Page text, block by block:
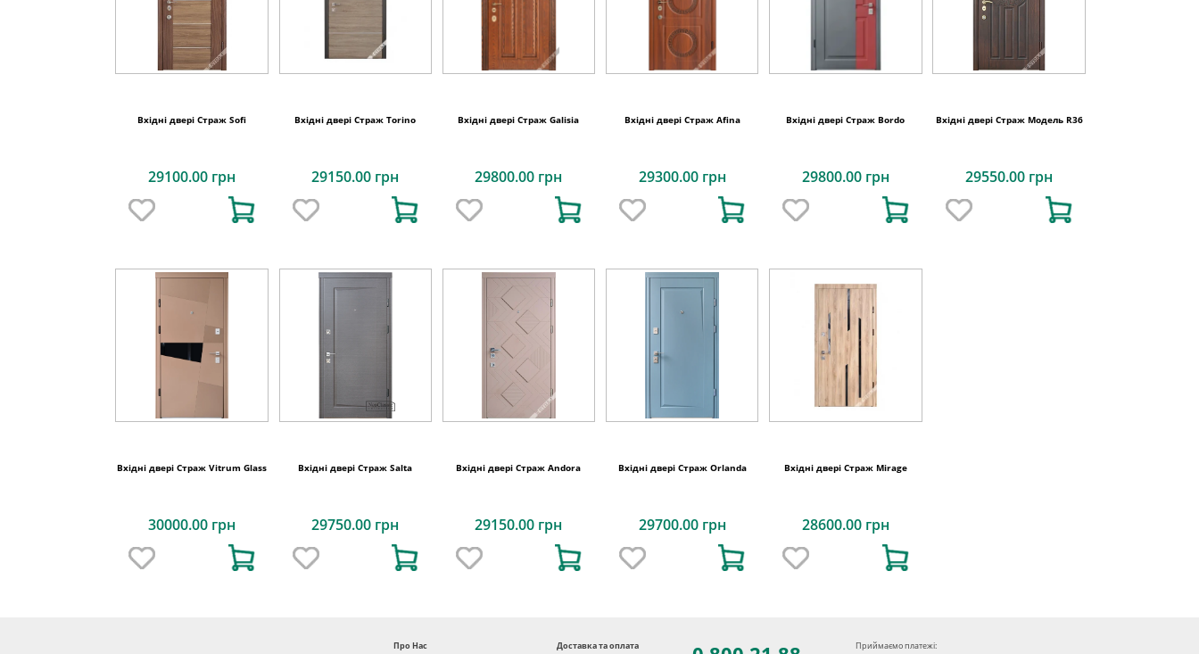
Вхідні двері Страж Sofi
29100.00 грн
Вхідні двері Страж Torino
29150.00 грн
Вхідні двері Страж Galisia
29800.00 грн
Вхідні двері Страж Afina
29300.00 грн
Вхідні двері Страж Bordo
29800.00 грн
Вхідні двері Страж Модель R36
29550.00 грн
Вхідні двері Страж Vitrum Glass
30000.00 грн
Вхідні двері Страж Salta
29750.00 грн
Вхідні двері Страж Andora
29150.00 грн
Вхідні двері Страж Orlanda
29700.00 грн
Вхідні двері Страж Mirage
28600.00 грн
Про Нас
Доставка та оплата
Приймаємо платежі: